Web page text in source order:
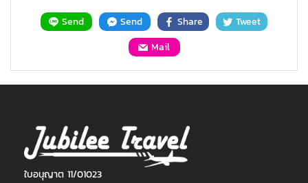
Send Send Share
Tweet
Mail
ใบอนุญาต 11/01023